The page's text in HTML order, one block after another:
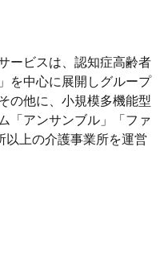
ービスは、認知症⾼齢者
を中心に展開しグループ
の他に、小規模多機能型
「アンサンブル」「ファ
以上の介護事業所を運営